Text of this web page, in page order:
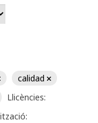
calidad
Llicències: